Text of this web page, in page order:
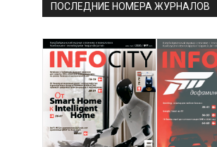
ПОСЛЕДНИЕ НОМЕРА ЖУРНАЛОВ